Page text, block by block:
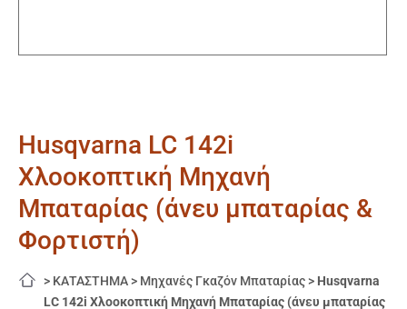
Husqvarna LC 142i
Χλοοκοπτική Μηχανή
Μπαταρίας (άνευ μπαταρίας &
Φορτιστή)
> ΚΑΤΑΣΤΗΜΑ > Μηχανές Γκαζόν Μπαταρίας > Husqvarna
LC 142i Χλοοκοπτική Μηχανή Μπαταρίας (άνευ μπαταρίας